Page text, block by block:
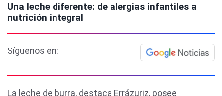
Una leche diferente: de alergias infantiles a
nutrición integral
Síguenos en:
La leche de burra, destaca Errázuriz, posee